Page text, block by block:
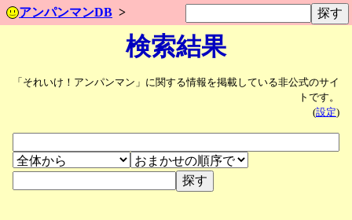
アンパンマンDB
検索結果
「それいけ！アンパンマン」に関する情報を掲載している非公式のサイ
トです。
(設定)